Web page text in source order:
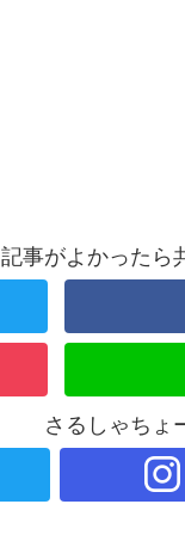
記事がよかったら
さるしゃちょ